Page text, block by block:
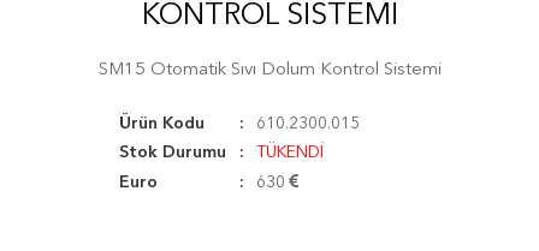
KONTROL SISTEMI
SM15 Otomatik Sıvı Dolum Kontrol Sistemi
Ürün Kodu
610.2300.015
Stok Durumu
TÜKENDİ
Euro
630